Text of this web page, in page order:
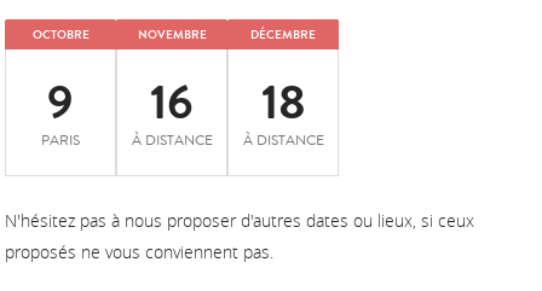
OCTOBRE
9
PARIS
NOVEMBRE
16
À DISTANCE
DÉCEMBRE
18
À DISTANCE
N'hésitez pas à nous proposer d'autres dates ou lieux, si ceux
proposés ne vous conviennent pas.